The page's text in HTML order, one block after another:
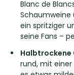
Blanc de
Schaumweine
ein spritziger
seine Fans –
Halbtrockene
rund, mit einer